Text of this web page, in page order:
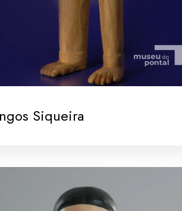
Siqueira